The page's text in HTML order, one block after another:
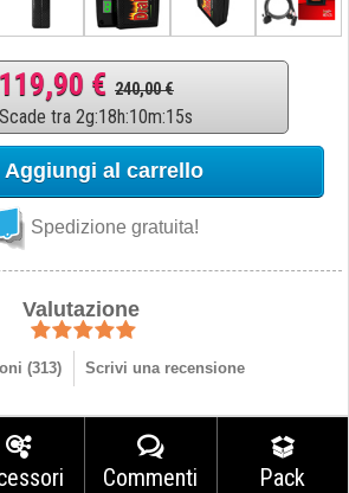
119,90 € 240,00 €
Scade tra 2g:18h:10m:14s
Aggiungi al carrello
Spedizione gratuita!
Valutazione
(313) Scrivi una recensione
Commenti Pack